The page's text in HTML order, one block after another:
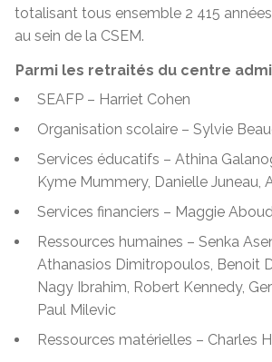
totalisant tous ensemble 2 415
au sein de la CSEM.
Parmi les retraités du centre
SEAFP – Harriet Cohen
Organisation scolaire – Sylvie
Services éducatifs – Athina
Kyme Mummery, Danielle Juneau,
Services financiers – Maggie
Ressources humaines – Senka
Athanasios Dimitropoulos, Benoit
Nagy Ibrahim, Robert Kennedy,
Paul Milevic
Ressources matérielles – Charles